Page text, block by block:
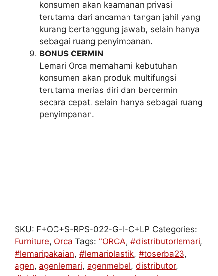
konsumen akan keamanan privasi
terutama dari ancaman tangan jahil yang
kurang bertanggung jawab, selain hanya
sebagai ruang penyimpanan.
BONUS CERMIN
Lemari Orca memahami kebutuhan
konsumen akan produk multifungsi
terutama merias diri dan bercermin
secara cepat, selain hanya sebagai ruang
penyimpanan.
SKU: F+OC+S-RPS-022-G-I-C+LP Categories:
Furniture, Orca Tags: "ORCA, #distributorlemari,
#lemaripakaian, #lemariplastik, #toserba23,
agen, agenlemari, agenmebel, distributor,